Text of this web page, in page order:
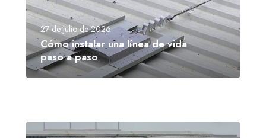
27 de julio de 2026
Cómo instalar una línea de vida
paso a paso